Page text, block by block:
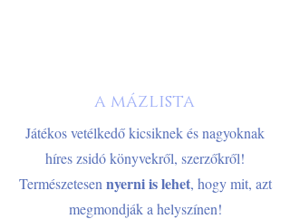
a mázlista
Játékos vetélkedő kicsiknek és nagyoknak
híres zsidó könyvekről, szerzőkről!
Természetesen nyerni is lehet, hogy mit, azt
megmondják a helyszínen!